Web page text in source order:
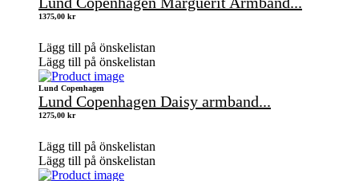
1375,00 kr
Lägg till på önskelistan
Lägg till på önskelistan
Lund Copenhagen
Lund Copenhagen Daisy armband...
1275,00 kr
Lägg till på önskelistan
Lägg till på önskelistan